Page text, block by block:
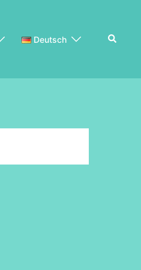
Deutsch Suche